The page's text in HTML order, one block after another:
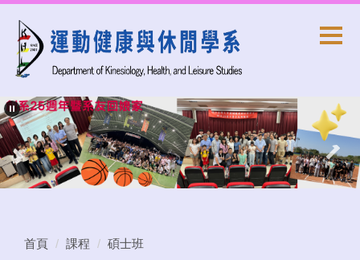
主
要
容
區
首頁 課程 碩士班